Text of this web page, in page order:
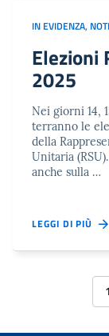
IN EVIDENZA,
Elezioni
2025
Nei giorni 14,
terranno le
della
Unitaria
anche sulla …
LEGGI DI PIÙ
1